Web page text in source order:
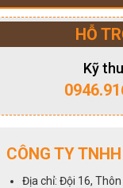
HỖ
Kỹ
CÔNG TY
Địa chỉ: Đội 16, Thôn